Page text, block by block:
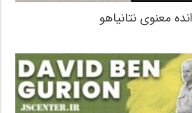
معنوی نتانیاهو